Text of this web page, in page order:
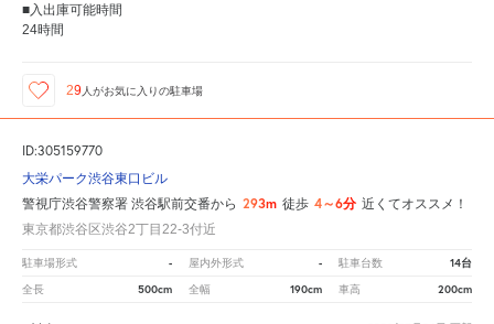
■入出庫可能時間
24時間
29人がお気に入りの駐車場
ID:305159770
大栄パーク渋谷東口ビル
警視庁渋谷警察署 渋谷駅前交番から 293m 徒歩 4～6分 近くてオススメ！
東京都渋谷区渋谷2丁目22-3付近
駐車場形式 - 屋内外形式 - 駐車台数 14台
全長 500cm 全幅 190cm 車高 200cm